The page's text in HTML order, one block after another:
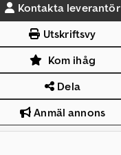
Kontakta leverantör
Utskriftsvy
Kom ihåg
Dela
Anmäl annons